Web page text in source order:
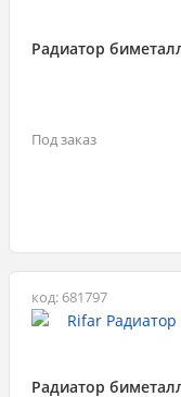
Радиатор
Под заказ
код: 681797
Радиатор